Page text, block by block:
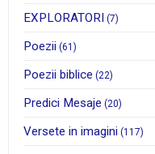
EXPLORATORI (7)
Poezii (61)
Poezii biblice (22)
Predici Mesaje (20)
Versete in imagini (117)